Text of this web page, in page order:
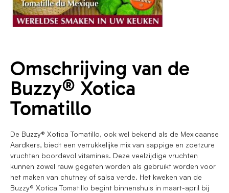
Omschrijving van de
Buzzy® Xotica
Tomatillo
De Buzzy® Xotica Tomatillo, ook wel bekend als de Mexicaanse
Aardkers, biedt een verrukkelijke mix van sappige en zoetzure
vruchten boordevol vitamines. Deze veelzijdige vruchten
kunnen zowel rauw gegeten worden als gebruikt worden voor
het maken van chutney of salsa verde. Het kweken van de
Buzzy® Xotica Tomatillo begint binnenshuis in maart-april bij